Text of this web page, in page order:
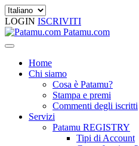
LOGIN ISCRIVITI
Patamu.com
Home
Chi siamo
Cosa è Patamu?
Stampa e premi
Commenti degli iscritti
Servizi
Patamu REGISTRY
Tipi di Account